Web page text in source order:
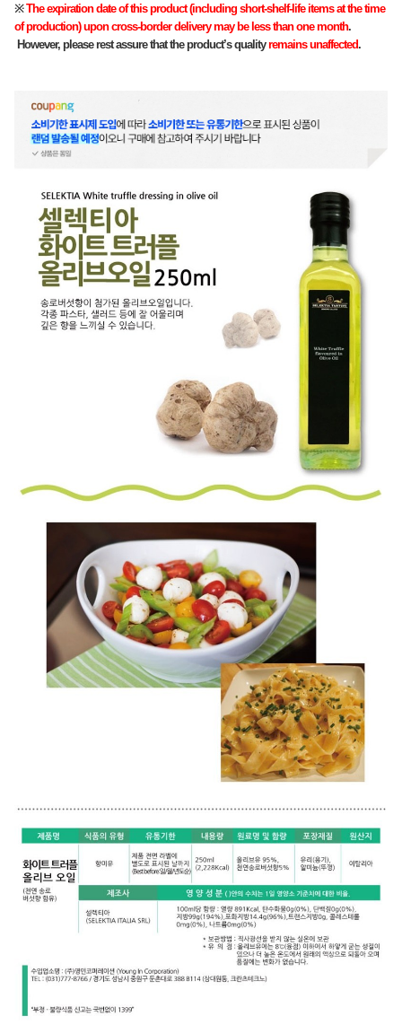
※The expiration date of this product (including short-shelf-life items at the time
of production) upon cross-border delivery may be less than one month.
However, please rest assure that the product’s qualityremains unaffected.